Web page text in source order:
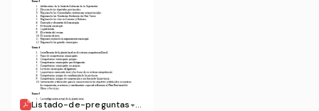
Listado-de-preguntas-d